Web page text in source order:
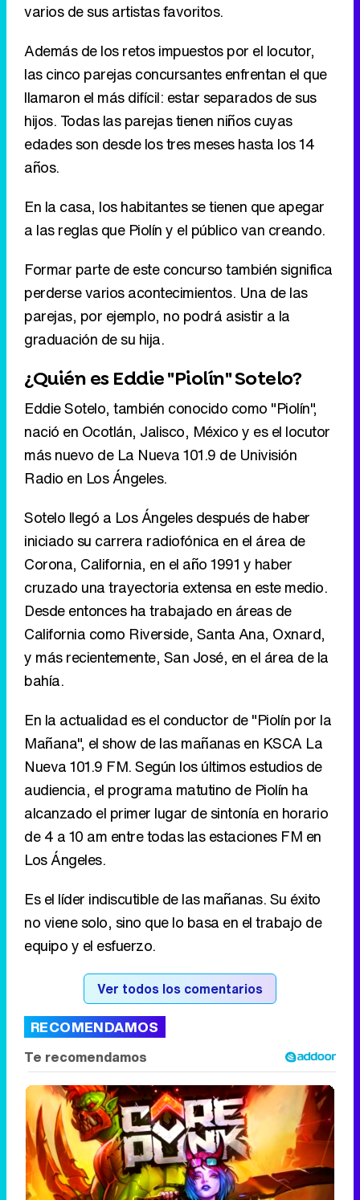
varios de sus artistas favoritos.
Además de los retos impuestos por el locutor,
las cinco parejas concursantes enfrentan el que
llamaron el más difícil: estar separados de sus
hijos. Todas las parejas tienen niños cuyas
edades son desde los tres meses hasta los 14
años.
En la casa, los habitantes se tienen que apegar
a las reglas que Piolín y el público van creando.
Formar parte de este concurso también significa
perderse varios acontecimientos. Una de las
parejas, por ejemplo, no podrá asistir a la
graduación de su hija.
¿Quién es Eddie "Piolín" Sotelo?
Eddie Sotelo, también conocido como "Piolín",
nació en Ocotlán, Jalisco, México y es el locutor
más nuevo de La Nueva 101.9 de Univisión
Radio en Los Ángeles.
Sotelo llegó a Los Ángeles después de haber
iniciado su carrera radiofónica en el área de
Corona, California, en el año 1991 y haber
cruzado una trayectoria extensa en este medio.
Desde entonces ha trabajado en áreas de
California como Riverside, Santa Ana, Oxnard,
y más recientemente, San José, en el área de la
bahía.
En la actualidad es el conductor de "Piolín por la
Mañana", el show de las mañanas en KSCA La
Nueva 101.9 FM. Según los últimos estudios de
audiencia, el programa matutino de Piolín ha
alcanzado el primer lugar de sintonía en horario
de 4 a 10 am entre todas las estaciones FM en
Los Ángeles.
Es el líder indiscutible de las mañanas. Su éxito
no viene solo, sino que lo basa en el trabajo de
equipo y el esfuerzo.
Ver todos los comentarios
RECOMENDAMOS